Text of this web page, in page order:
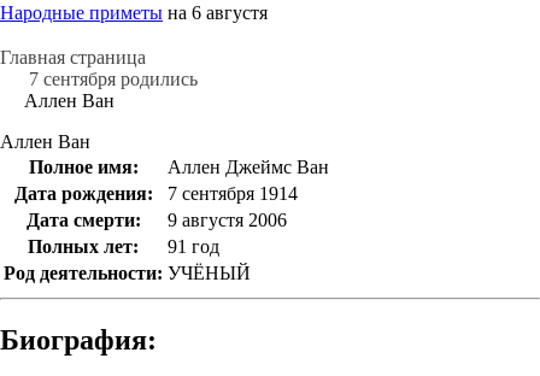
Народные приметы на 6 августя
Главная страница
7 сентября родились
Аллен Ван
Аллен Ван
Полное имя:
Аллен Джеймс Ван
Дата рождения:
7 сентября 1914
Дата смерти:
9 августя 2006
Полных лет:
91 год
Род деятельности: УЧЁНЫЙ
Биография: